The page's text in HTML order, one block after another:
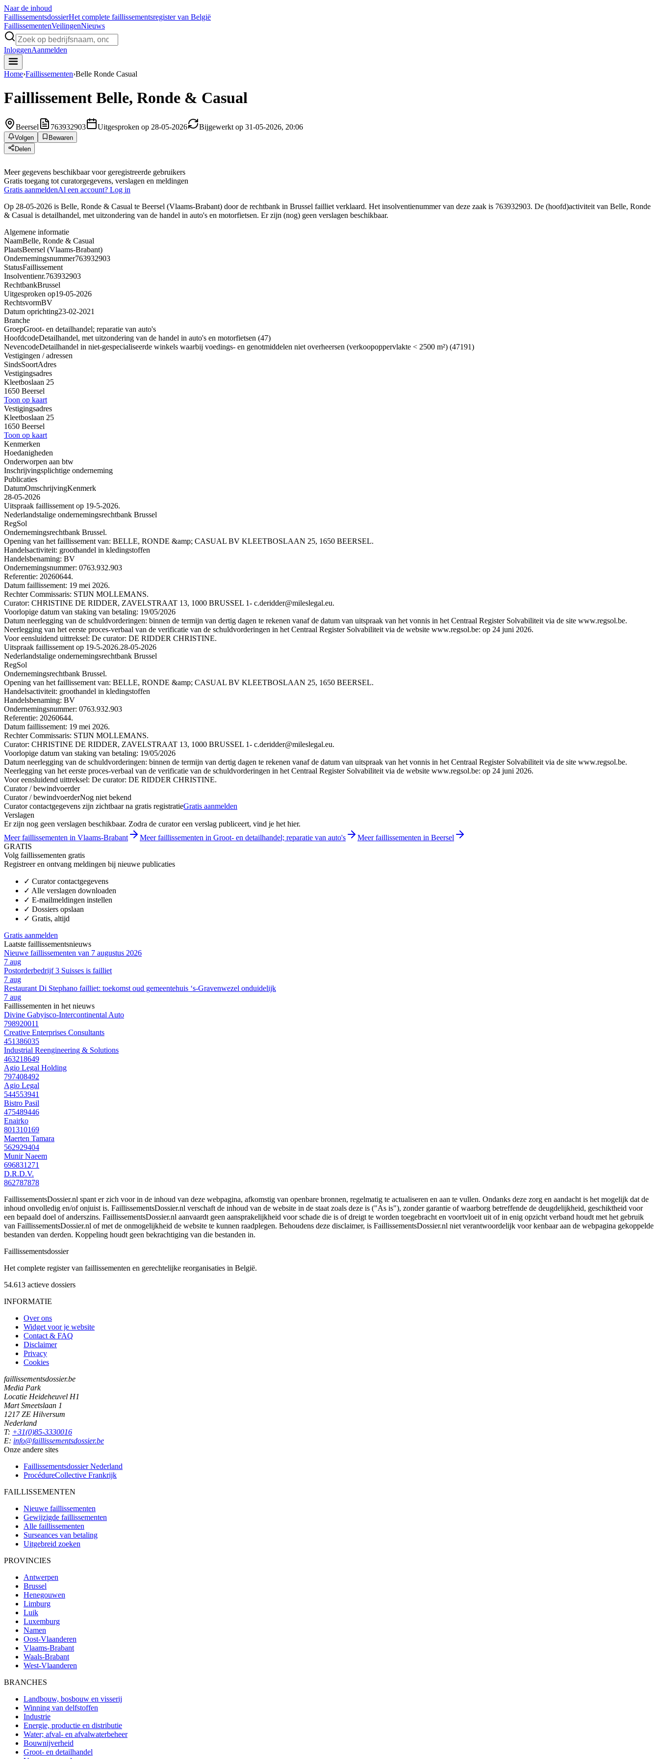
Naar de inhoud
FaillissementsdossierHet complete faillissementsregister van België
FaillissementenVeilingenNieuws
InloggenAanmelden
Home›Faillissementen›Belle Ronde Casual
Faillissement Belle, Ronde & Casual
Beersel 763932903 Uitgesproken op 28-05-2026 Bijgewerkt op 31-05-2026, 20:06
Volgen
Bewaren
Delen
Meer gegevens beschikbaar voor geregistreerde gebruikers
Gratis toegang tot curatorgegevens, verslagen en meldingen
Gratis aanmeldenAl een account? Log in
Op 28-05-2026 is Belle, Ronde & Casual te Beersel (Vlaams-Brabant) door de rechtbank in Brussel failliet verklaard. Het insolventienummer van deze zaak is 763932903. De (hoofd)activiteit van Belle, Ronde
& Casual is detailhandel, met uitzondering van de handel in auto's en motorfietsen. Er zijn (nog) geen verslagen beschikbaar.
Algemene informatie
NaamBelle, Ronde & Casual
PlaatsBeersel (Vlaams-Brabant)
Ondernemingsnummer763932903
StatusFaillissement
Insolventienr.763932903
RechtbankBrussel
Uitgesproken op19-05-2026
RechtsvormBV
Datum oprichting23-02-2021
Branche
GroepGroot- en detailhandel; reparatie van auto's
HoofdcodeDetailhandel, met uitzondering van de handel in auto's en motorfietsen (47)
NevencodeDetailhandel in niet-gespecialiseerde winkels waarbij voedings- en genotmiddelen niet overheersen (verkoopoppervlakte < 2500 m²) (47191)
Vestigingen / adressen
SindsSoortAdres
Vestigingsadres
Kleetboslaan 25
1650 Beersel
Toon op kaart
Vestigingsadres
Kleetboslaan 25
1650 Beersel
Toon op kaart
Kenmerken
Hoedanigheden
Onderworpen aan btw
Inschrijvingsplichtige onderneming
Publicaties
DatumOmschrijvingKenmerk
28-05-2026
Uitspraak faillissement op 19-5-2026.
Nederlandstalige ondernemingsrechtbank Brussel
RegSol
Ondernemingsrechtbank Brussel.
Opening van het faillissement van: BELLE, RONDE &amp; CASUAL BV KLEETBOSLAAN 25, 1650 BEERSEL.
Handelsactiviteit: groothandel in kledingstoffen
Handelsbenaming: BV
Ondernemingsnummer: 0763.932.903
Referentie: 20260644.
Datum faillissement: 19 mei 2026.
Rechter Commissaris: STIJN MOLLEMANS.
Curator: CHRISTINE DE RIDDER, ZAVELSTRAAT 13, 1000 BRUSSEL 1- c.deridder@mileslegal.eu.
Voorlopige datum van staking van betaling: 19/05/2026
Datum neerlegging van de schuldvorderingen: binnen de termijn van dertig dagen te rekenen vanaf de datum van uitspraak van het vonnis in het Centraal Register Solvabiliteit via de site www.regsol.be.
Neerlegging van het eerste proces-verbaal van de verificatie van de schuldvorderingen in het Centraal Register Solvabiliteit via de website www.regsol.be: op 24 juni 2026.
Voor eensluidend uittreksel: De curator: DE RIDDER CHRISTINE.
Uitspraak faillissement op 19-5-2026.28-05-2026
Nederlandstalige ondernemingsrechtbank Brussel
RegSol
Ondernemingsrechtbank Brussel.
Opening van het faillissement van: BELLE, RONDE &amp; CASUAL BV KLEETBOSLAAN 25, 1650 BEERSEL.
Handelsactiviteit: groothandel in kledingstoffen
Handelsbenaming: BV
Ondernemingsnummer: 0763.932.903
Referentie: 20260644.
Datum faillissement: 19 mei 2026.
Rechter Commissaris: STIJN MOLLEMANS.
Curator: CHRISTINE DE RIDDER, ZAVELSTRAAT 13, 1000 BRUSSEL 1- c.deridder@mileslegal.eu.
Voorlopige datum van staking van betaling: 19/05/2026
Datum neerlegging van de schuldvorderingen: binnen de termijn van dertig dagen te rekenen vanaf de datum van uitspraak van het vonnis in het Centraal Register Solvabiliteit via de site www.regsol.be.
Neerlegging van het eerste proces-verbaal van de verificatie van de schuldvorderingen in het Centraal Register Solvabiliteit via de website www.regsol.be: op 24 juni 2026.
Voor eensluidend uittreksel: De curator: DE RIDDER CHRISTINE.
Curator / bewindvoerder
Curator / bewindvoerderNog niet bekend
Curator contactgegevens zijn zichtbaar na gratis registratieGratis aanmelden
Verslagen
Er zijn nog geen verslagen beschikbaar. Zodra de curator een verslag publiceert, vind je het hier.
Meer faillissementen in Vlaams-Brabant
Meer faillissementen in Groot- en detailhandel; reparatie van auto's
Meer faillissementen in Beersel
GRATIS
Volg faillissementen gratis
Registreer en ontvang meldingen bij nieuwe publicaties
✓ Curator contactgegevens
✓ Alle verslagen downloaden
✓ E-mailmeldingen instellen
✓ Dossiers opslaan
✓ Gratis, altijd
Gratis aanmelden
Laatste faillissementsnieuws
Nieuwe faillissementen van 7 augustus 2026
7 aug
Postorderbedrijf 3 Suisses is failliet
7 aug
Restaurant Di Stephano failliet: toekomst oud gemeentehuis ‘s-Gravenwezel onduidelijk
7 aug
Faillissementen in het nieuws
Divine Gabyisco-Intercontinental Auto
798920011
Creative Enterprises Consultants
451386035
Industrial Reengineering & Solutions
463218649
Agio Legal Holding
797408492
Agio Legal
544553941
Bistro Pasil
475489446
Enairko
801310169
Maerten Tamara
562929404
Munir Naeem
696831271
D.R.D.V.
862787878
FaillissementsDossier.nl spant er zich voor in de inhoud van deze webpagina, afkomstig van openbare bronnen, regelmatig te actualiseren en aan te vullen. Ondanks deze zorg en aandacht is het mogelijk dat de
inhoud onvolledig en/of onjuist is. FaillissementsDossier.nl verschaft de inhoud van de website in de staat zoals deze is ("As is"), zonder garantie of waarborg betreffende de deugdelijkheid, geschiktheid voor
een bepaald doel of anderszins. FaillissementsDossier.nl aanvaardt geen aansprakelijkheid voor schade die is of dreigt te worden toegebracht en voortvloeit uit of in enig opzicht verband houdt met het gebruik
van FaillissementsDossier.nl of met de onmogelijkheid de website te kunnen raadplegen. Behoudens deze disclaimer, is FaillissementsDossier.nl niet verantwoordelijk voor kenbaar aan de webpagina gekoppelde
bestanden van derden. Koppeling houdt geen bekrachtiging van die bestanden in.
Faillissementsdossier
Het complete register van faillissementen en gerechtelijke reorganisaties in België.
54.613 actieve dossiers
INFORMATIE
Over ons
Widget voor je website
Contact & FAQ
Disclaimer
Privacy
Cookies
faillissementsdossier.be
Media Park
Locatie Heideheuvel H1
Mart Smeetslaan 1
1217 ZE Hilversum
Nederland
T: +31(0)85-3330016
E: info@faillissementsdossier.be
Onze andere sites
Faillissementsdossier Nederland
ProcédureCollective Frankrijk
FAILLISSEMENTEN
Nieuwe faillissementen
Gewijzigde faillissementen
Alle faillissementen
Surseances van betaling
Uitgebreid zoeken
PROVINCIES
Antwerpen
Brussel
Henegouwen
Limburg
Luik
Luxemburg
Namen
Oost-Vlaanderen
Vlaams-Brabant
Waals-Brabant
West-Vlaanderen
BRANCHES
Landbouw, bosbouw en visserij
Winning van delfstoffen
Industrie
Energie, productie en distributie
Water; afval- en afvalwaterbeheer
Bouwnijverheid
Groot- en detailhandel